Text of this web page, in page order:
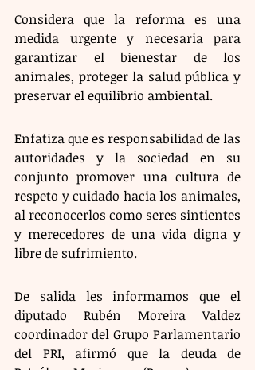
Considera que la reforma es una
medida urgente y necesaria para
garantizar el bienestar de los
animales, proteger la salud pública y
preservar el equilibrio ambiental.
Enfatiza que es responsabilidad de las
autoridades y la sociedad en su
conjunto promover una cultura de
respeto y cuidado hacia los animales,
al reconocerlos como seres sintientes
y merecedores de una vida digna y
libre de sufrimiento.
De salida les informamos que el
diputado Rubén Moreira Valdez
coordinador del Grupo Parlamentario
del PRI, afirmó que la deuda de